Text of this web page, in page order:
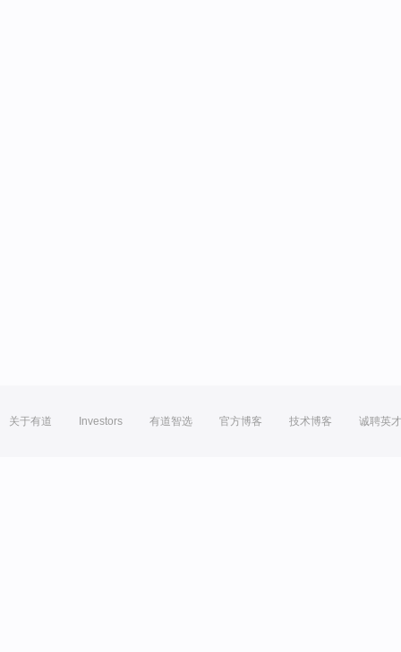
关于有道 Investors 有道智选 官方博客 技术博客 诚聘英才